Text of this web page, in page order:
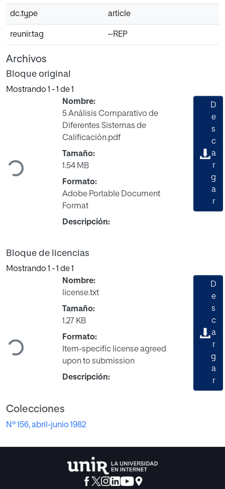
dc.type article
reunir.tag ~REP
Archivos
Bloque original
Mostrando 1 - 1 de 1
Cargando...
Nombre:
5 Análisis Comparativo de
Diferentes Sistemas de
Calificación.pdf
Tamaño:
1.54 MB
Formato:
Adobe Portable Document
Format
Descripción:
D
e
s
c
a
r
g
a
r
Bloque de licencias
Mostrando 1 - 1 de 1
Cargando...
Nombre:
license.txt
Tamaño:
1.27 KB
Formato:
Item-specific license agreed
upon to submission
Descripción:
D
e
s
c
a
r
g
a
r
Colecciones
Nº 156, abril-junio 1982